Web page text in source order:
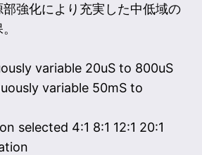
部強化により充実した中低域の
variable 20uS to 800uS
variable 50mS to
selected 4:1 8:1 12:1 20:1